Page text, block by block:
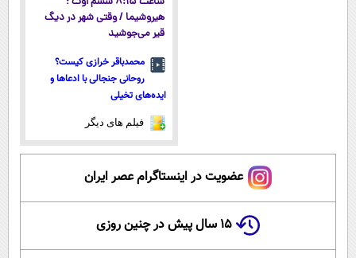
هیروشیما / وقتی شهر در دیگ
قیر می‌جوشید
محمدباقر خرازی کیست؟
روحانی جنجالی با ادعاها و
ایده‌های تخیلی
فیلم های دیگر
عضویت در اینستاگرام عصر ایران
۱۵ سال پیش در چنین روزی